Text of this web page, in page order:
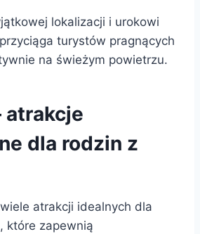
lokalizacji i urokowi
turystów pragnących
na świeżym powietrzu.
atrakcje
dla rodzin z
atrakcji idealnych dla
które zapewnią